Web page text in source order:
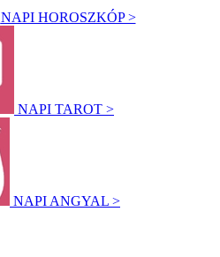
NAPI HOROSZKÓP >
NAPI TAROT >
NAPI ANGYAL >